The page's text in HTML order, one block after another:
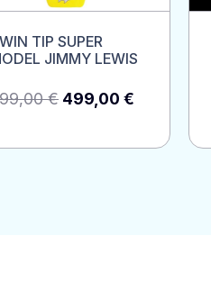
TIP SUPER
JIMMY LEWIS
€ Le
499,00€
actuel